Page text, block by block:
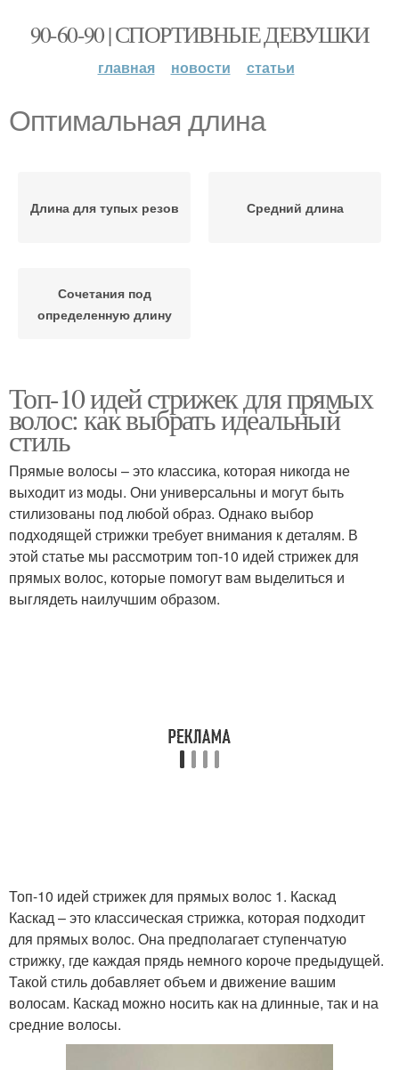
90-60-90 | СПОРТИВНЫЕ ДЕВУШКИ
главная новости статьи
Оптимальная длина
Длина для тупых резов Средний длина
Сочетания под
определенную длину
Топ-10 идей стрижек для прямых
волос: как выбрать идеальный
стиль
Прямые волосы – это классика, которая никогда не
выходит из моды. Они универсальны и могут быть
стилизованы под любой образ. Однако выбор
подходящей стрижки требует внимания к деталям. В
этой статье мы рассмотрим топ-10 идей стрижек для
прямых волос, которые помогут вам выделиться и
выглядеть наилучшим образом.
Топ-10 идей стрижек для прямых волос 1. Каскад
Каскад – это классическая стрижка, которая подходит
для прямых волос. Она предполагает ступенчатую
стрижку, где каждая прядь немного короче предыдущей.
Такой стиль добавляет объем и движение вашим
волосам. Каскад можно носить как на длинные, так и на
средние волосы.